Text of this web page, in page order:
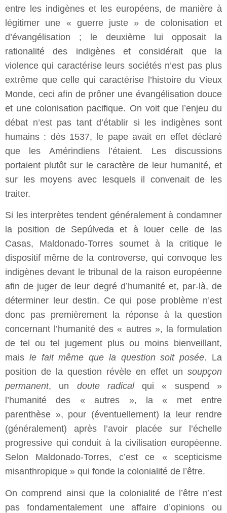
entre les indigènes et les européens, de manière à
légitimer une « guerre juste » de colonisation et
d’évangélisation ; le deuxième lui opposait la
rationalité des indigènes et considérait que la
violence qui caractérise leurs sociétés n’est pas plus
extrême que celle qui caractérise l’histoire du Vieux
Monde, ceci afin de prôner une évangélisation douce
et une colonisation pacifique. On voit que l’enjeu du
débat n’est pas tant d’établir si les indigènes sont
humains : dès 1537, le pape avait en effet déclaré
que les Amérindiens l’étaient. Les discussions
portaient plutôt sur le caractère de leur humanité, et
sur les moyens avec lesquels il convenait de les
traiter.
Si les interprètes tendent généralement à condamner
la position de Sepúlveda et à louer celle de las
Casas, Maldonado-Torres soumet à la critique le
dispositif même de la controverse, qui convoque les
indigènes devant le tribunal de la raison européenne
afin de juger de leur degré d’humanité et, par-là, de
déterminer leur destin. Ce qui pose problème n’est
donc pas premièrement la réponse à la question
concernant l’humanité des « autres », la formulation
de tel ou tel jugement plus ou moins bienveillant,
mais le fait même que la question soit posée. La
position de la question révèle en effet un soupçon
permanent, un doute radicalqui « suspend »
l’humanité des « autres », la « met entre
parenthèse », pour (éventuellement) la leur rendre
(généralement) après l’avoir placée sur l’échelle
progressive qui conduit à la civilisation européenne.
Selon Maldonado-Torres, c’est ce « scepticisme
misanthropique » qui fonde la colonialité de l’être.
On comprend ainsi que la colonialité de l’être n’est
pas fondamentalement une affaire d’opinions ou